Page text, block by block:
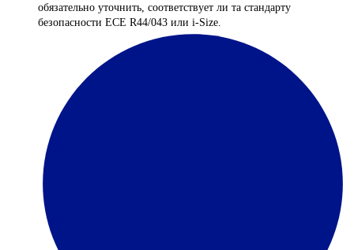
обязательно уточнить, соответствует ли та стандарту
безопасности ECE R44/043 или i-Size.